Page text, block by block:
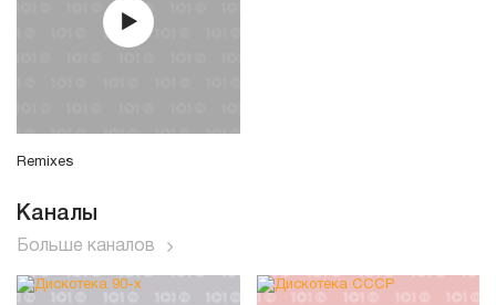
Remixes
Каналы
Больше каналов